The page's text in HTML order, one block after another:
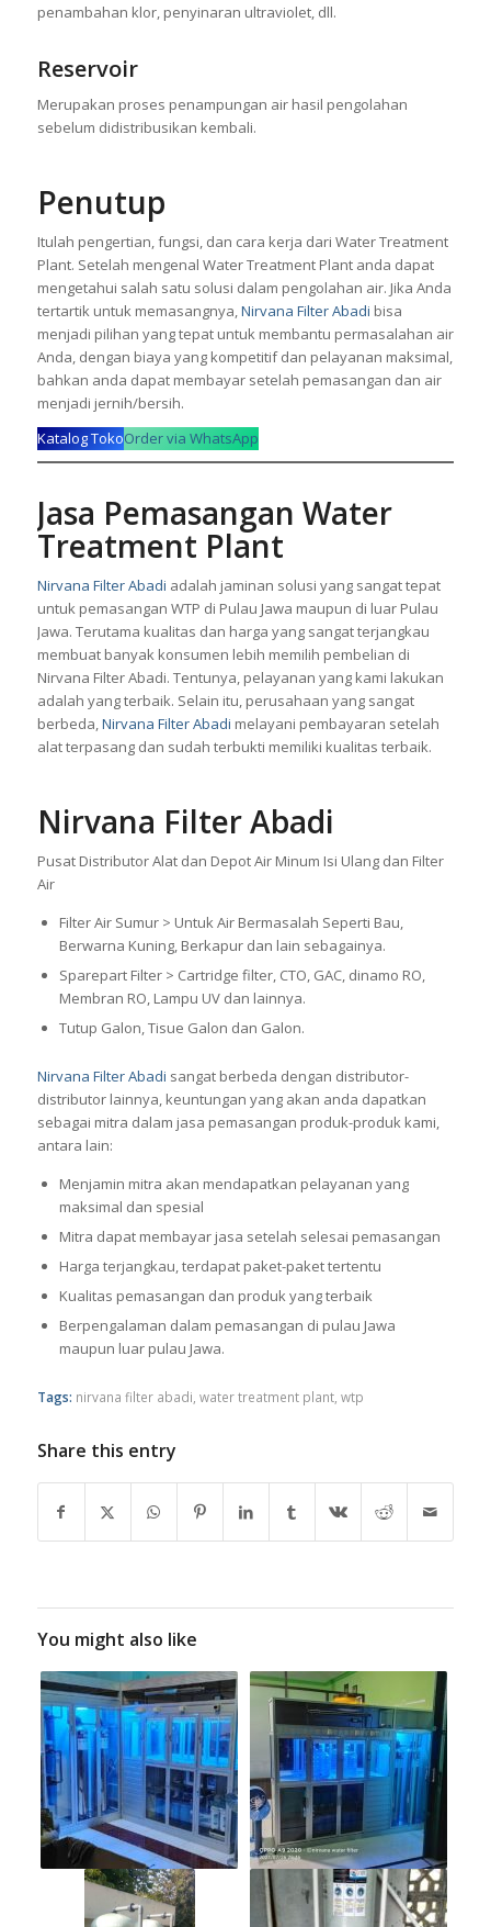
penambahan klor, penyinaran ultraviolet, dll.
Reservoir
Merupakan proses penampungan air hasil pengolahan
sebelum didistribusikan kembali.
Penutup
Itulah pengertian, fungsi, dan cara kerja dari Water Treatment
Plant. Setelah mengenal Water Treatment Plant anda dapat
mengetahui salah satu solusi dalam pengolahan air. Jika Anda
tertartik untuk memasangnya,Nirvana Filter Abadi bisa
menjadi pilihan yang tepat untuk membantu permasalahan air
Anda, dengan biaya yang kompetitif dan pelayanan maksimal,
bahkan anda dapat membayar setelah pemasangan dan air
menjadi jernih/bersih.
Katalog TokoOrder via WhatsApp
Jasa Pemasangan Water
Treatment Plant
Nirvana Filter Abadi adalah jaminan solusi yang sangat tepat
untuk pemasangan WTP di Pulau Jawa maupun di luar Pulau
Jawa. Terutama kualitas dan harga yang sangat terjangkau
membuat banyak konsumen lebih memilih pembelian di
Nirvana Filter Abadi. Tentunya, pelayanan yang kami lakukan
adalah yang terbaik. Selain itu, perusahaan yang sangat
berbeda,Nirvana Filter Abadi melayani pembayaran setelah
alat terpasang dan sudah terbukti memiliki kualitas terbaik.
Nirvana Filter Abadi
Pusat Distributor Alat dan Depot Air Minum Isi Ulang dan Filter
Air
Filter Air Sumur > Untuk Air Bermasalah Seperti Bau,
Berwarna Kuning, Berkapur dan lain sebagainya.
Sparepart Filter > Cartridge filter, CTO, GAC, dinamo RO,
Membran RO, Lampu UV dan lainnya.
Tutup Galon, Tisue Galon dan Galon.
Nirvana Filter Abadi sangat berbeda dengan distributor-
distributor lainnya, keuntungan yang akan anda dapatkan
sebagai mitra dalam jasa pemasangan produk-produk kami,
antara lain:
Menjamin mitra akan mendapatkan pelayanan yang
maksimal dan spesial
Mitra dapat membayar jasa setelah selesai pemasangan
Harga terjangkau, terdapat paket-paket tertentu
Kualitas pemasangan dan produk yang terbaik
Berpengalaman dalam pemasangan di pulau Jawa
maupun luar pulau Jawa.
Tags: nirvana filter abadi water treatment plant, wtp
Share this entry
You might also like